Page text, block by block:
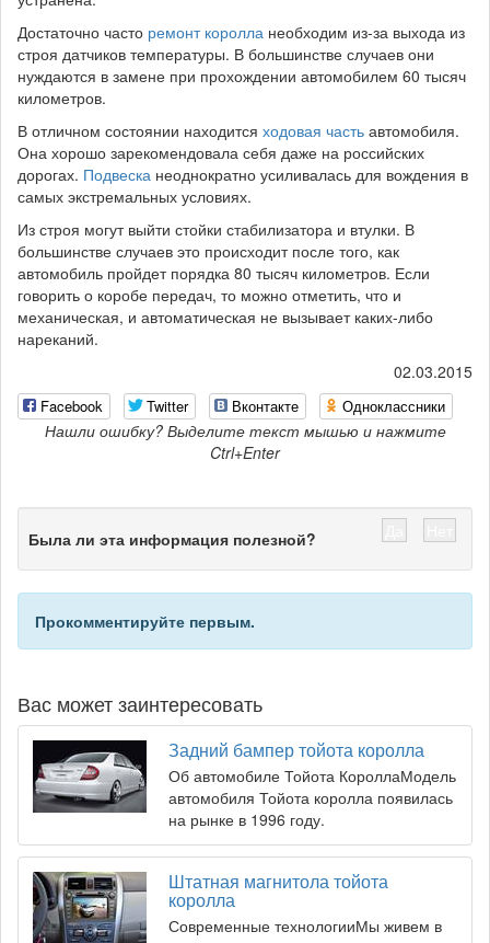
Достаточно часто ремонт королла необходим из-за выхода из
строя датчиков температуры. В большинстве случаев они
нуждаются в замене при прохождении автомобилем 60 тысяч
километров.
В отличном состоянии находится ходовая часть автомобиля.
Она хорошо зарекомендовала себя даже на российских
дорогах. Подвеска неоднократно усиливалась для вождения в
самых экстремальных условиях.
Из строя могут выйти стойки стабилизатора и втулки. В
большинстве случаев это происходит после того, как
автомобиль пройдет порядка 80 тысяч километров. Если
говорить о коробе передач, то можно отметить, что и
механическая, и автоматическая не вызывает каких-либо
нареканий.
02.03.2015
Facebook Twitter Вконтакте Одноклассники
Нашли ошибку? Выделите текст мышью и нажмите
Ctrl+Enter
Была ли эта информация полезной?
Прокомментируйте первым.
Вас может заинтересовать
Задний бампер тойота королла
Об автомобиле Тойота КороллаМодель
автомобиля Тойота королла появилась
на рынке в 1996 году.
Штатная магнитола тойота
королла
Современные технологииМы живем в